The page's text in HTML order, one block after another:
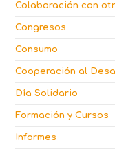
Colaboración con
Congresos
Consumo
Cooperación al
Día Solidario
Formación y Cursos
Informes